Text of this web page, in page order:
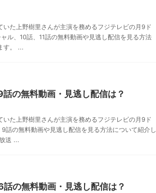
た上野樹里さんが主演を務めるフジテレビの月9ド
ル、10話、11話の無料動画や見逃し配信を見る方法
す。 ...
の無料動画・見逃し配信は？
た上野樹里さんが主演を務めるフジテレビの月9ド
話の無料動画や見逃し配信を見る方法について紹介し
送 ...
の無料動画・見逃し配信は？